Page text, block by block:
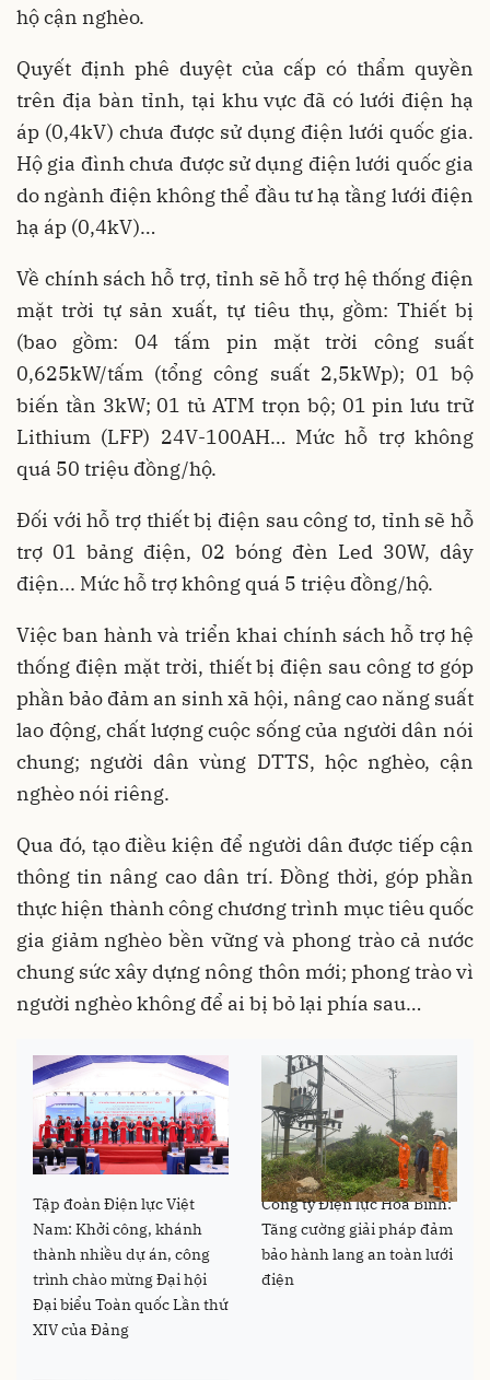
hộ cận nghèo.
Quyết định phê duyệt của cấp có thẩm quyền
trên địa bàn tỉnh, tại khu vực đã có lưới điện hạ
áp (0,4kV) chưa được sử dụng điện lưới quốc gia.
Hộ gia đình chưa được sử dụng điện lưới quốc gia
do ngành điện không thể đầu tư hạ tầng lưới điện
hạ áp (0,4kV)…
Về chính sách hỗ trợ, tỉnh sẽ hỗ trợ hệ thống điện
mặt trời tự sản xuất, tự tiêu thụ, gồm: Thiết bị
(bao gồm: 04 tấm pin mặt trời công suất
0,625kW/tấm (tổng công suất 2,5kWp); 01 bộ
biến tần 3kW; 01 tủ ATM trọn bộ; 01 pin lưu trữ
Lithium (LFP) 24V-100AH… Mức hỗ trợ không
quá 50 triệu đồng/hộ.
Đối với hỗ trợ thiết bị điện sau công tơ, tỉnh sẽ hỗ
trợ 01 bảng điện, 02 bóng đèn Led 30W, dây
điện... Mức hỗ trợ không quá 5 triệu đồng/hộ.
Việc ban hành và triển khai chính sách hỗ trợ hệ
thống điện mặt trời, thiết bị điện sau công tơ góp
phần bảo đảm an sinh xã hội, nâng cao năng suất
lao động, chất lượng cuộc sống của người dân nói
chung; người dân vùng DTTS, hộc nghèo, cận
nghèo nói riêng.
Qua đó, tạo điều kiện để người dân được tiếp cận
thông tin nâng cao dân trí. Đồng thời, góp phần
thực hiện thành công chương trình mục tiêu quốc
gia giảm nghèo bền vững và phong trào cả nước
chung sức xây dựng nông thôn mới; phong trào vì
người nghèo không để ai bị bỏ lại phía sau…
Tập đoàn Điện lực Việt
Nam: Khởi công, khánh
thành nhiều dự án, công
trình chào mừng Đại hội
Đại biểu Toàn quốc Lần thứ
XIV của Đảng
Công ty Điện lực Hòa Bình:
Tăng cường giải pháp đảm
bảo hành lang an toàn lưới
điện